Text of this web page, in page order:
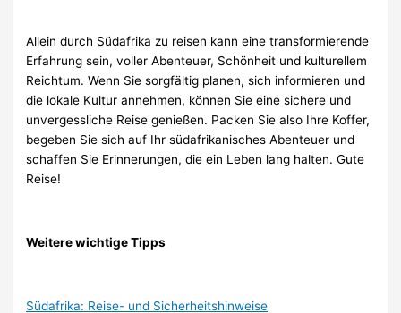
Allein durch Südafrika zu reisen kann eine transformierende
Erfahrung sein, voller Abenteuer, Schönheit und kulturellem
Reichtum. Wenn Sie sorgfältig planen, sich informieren und
die lokale Kultur annehmen, können Sie eine sichere und
unvergessliche Reise genießen. Packen Sie also Ihre Koffer,
begeben Sie sich auf Ihr südafrikanisches Abenteuer und
schaffen Sie Erinnerungen, die ein Leben lang halten. Gute
Reise!
Weitere wichtige Tipps
Südafrika: Reise- und Sicherheitshinweise